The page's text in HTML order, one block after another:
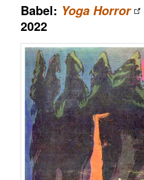
Babel: Yoga Horror
2022